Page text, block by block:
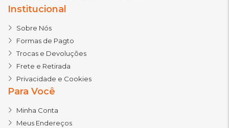
Institucional
Sobre Nós
Formas de Pagto
Trocas e Devoluções
Frete e Retirada
Privacidade e Cookies
Para Você
Minha Conta
Meus Endereços